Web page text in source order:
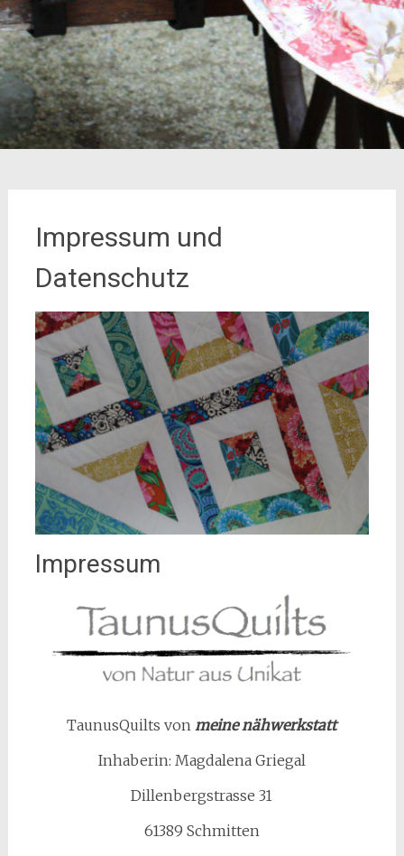
Impressum und
Datenschutz
Impressum
TaunusQuilts vonmeine nähwerkstatt
Inhaberin: Magdalena Griegal
Dillenbergstrasse 31
61389 Schmitten